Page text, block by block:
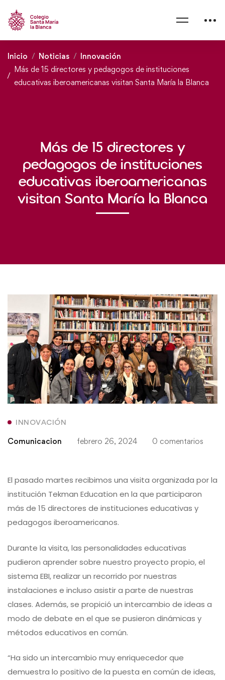
Inicio Noticias
Innovación
Más de 15 directores y pedagogos de instituciones
educativas iberoamericanas visitan Santa María la Blanca
Más de 15 directores y
pedagogos de instituciones
educativas iberoamericanas
visitan Santa María la Blanca
INNOVACIÓN
Comunicacion febrero 26, 2024 0 comentarios
El pasado martes recibimos una visita organizada por la
institución Tekman Education en la que participaron
más de 15 directores de instituciones educativas y
pedagogos iberoamericanos.
Durante la visita, las personalidades educativas
pudieron aprender sobre nuestro proyecto propio, el
sistema EBI, realizar un recorrido por nuestras
instalaciones e incluso asistir a parte de nuestras
clases. Además, se propició un intercambio de ideas a
modo de debate en el que se pusieron dinámicas y
métodos educativos en común.
“Ha sido un intercambio muy enriquecedor que
demuestra lo positivo de la puesta en común de ideas,